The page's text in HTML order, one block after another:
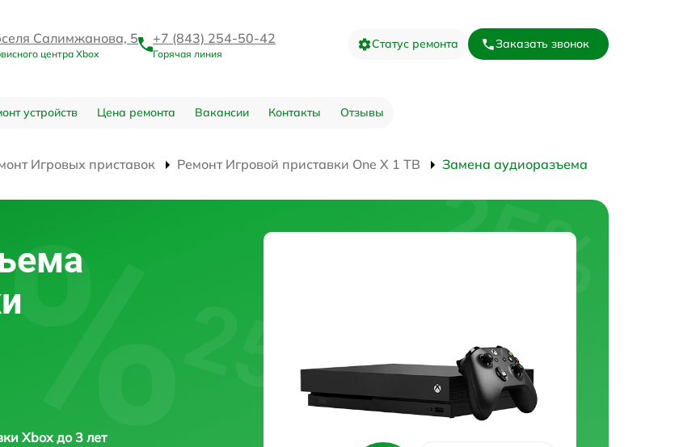
Салимжанова, 5
центра Xbox
+7 (843) 254-50-42
Горячая линия
Статус ремонта Заказать звонок
устройств Цена ремонта Вакансии Контакты Отзывы
Игровых приставок Ремонт Игровой приставки One X 1 TB Замена аудиоразъема
Xbox до 3 лет